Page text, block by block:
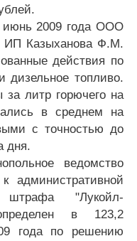
2009 года ООО
ИП Казыханова Ф.М.
действия по
дизельное топливо.
литр горючего на
в среднем на
с точностью до
дня.
ведомство
административной
штрафа "Лукойл-
в 123,2
года по решению